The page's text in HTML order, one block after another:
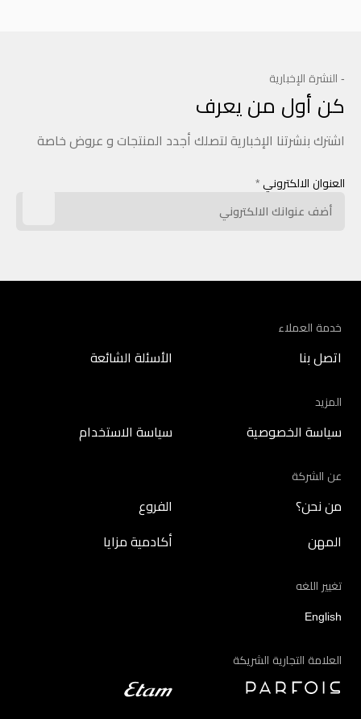
- النشرة الإخبارية
كن أول من يعرف
اشترك بنشرتنا الإخبارية لتصلك أجدد المنتجات و عروض خاصة
العنوان الالكتروني *
خدمة العملاء
اتصل بنا الأسئلة الشائعة
المزيد
سياسة الخصوصية سياسة الاستخدام
عن الشركة
من نحن؟ الفروع
المهن أكادمية مزايا
تغيير اللغه
English
العلامة التجارية الشريكة